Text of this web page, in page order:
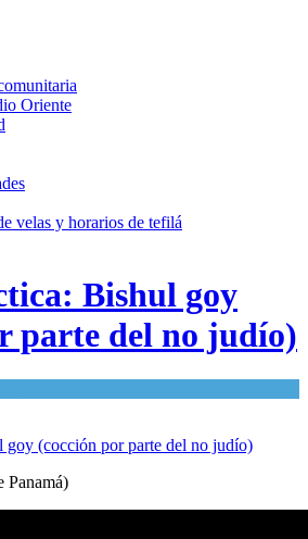
Oriente
velas y horarios de tefilá
Bishul goy
parte del no judío)
Panamá)